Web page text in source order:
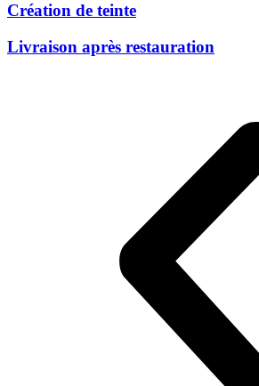
Création de teinte
Livraison après restauration